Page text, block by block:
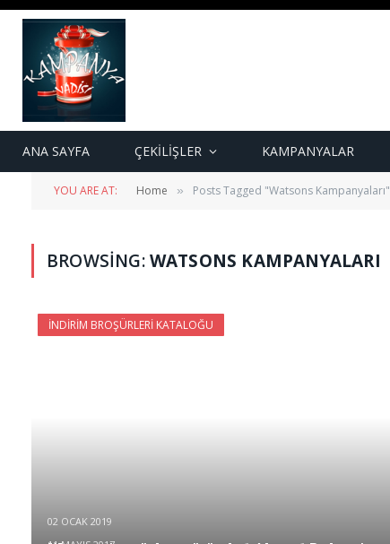
ANA SAYFA ÇEKİLİŞLER KAMPANYALAR
YOU ARE AT: Home » Posts Tagged "Watsons Kampanyaları"
BROWSING:WATSONS KAMPANYALARI
İNDIRIM BROŞÜRLERI KATALOĞU
02 OCAK 2019